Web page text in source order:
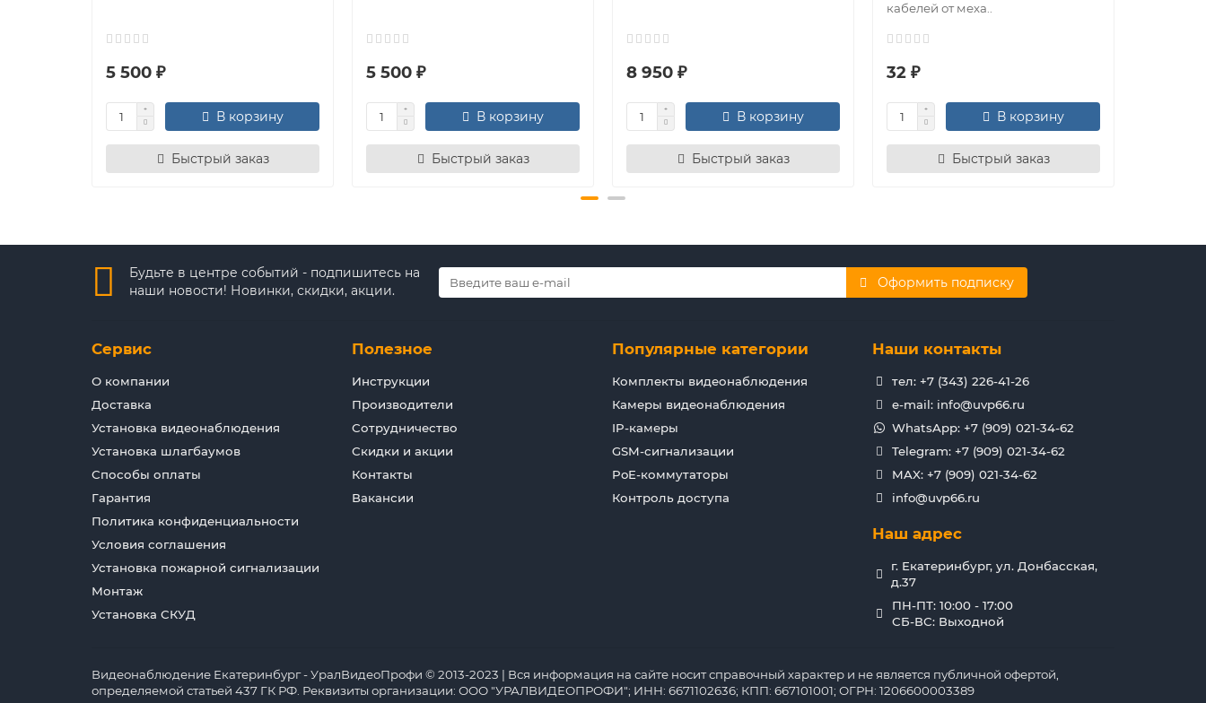
5 500 ₽
В корзину
Быстрый заказ
5 500 ₽
В корзину
Быстрый заказ
8 950 ₽
В корзину
Быстрый заказ
кабелей от меха..
32 ₽
В корзину
Быстрый заказ
Будьте в центре событий - подпишитесь на
наши новости! Новинки, скидки, акции.
Оформить подписку
Сервис
О компании
Доставка
Установка видеонаблюдения
Установка шлагбаумов
Способы оплаты
Гарантия
Политика конфиденциальности
Условия соглашения
Установка пожарной сигнализации
Монтаж
Установка СКУД
Полезное
Инструкции
Производители
Сотрудничество
Скидки и акции
Контакты
Вакансии
Популярные категории
Комплекты видеонаблюдения
Камеры видеонаблюдения
IP-камеры
GSM-сигнализации
PoE-коммутаторы
Контроль доступа
Наши контакты
тел: +7 (343) 226-41-26
e-mail: info@uvp66.ru
WhatsApp: +7 (909) 021-34-62
Telegram: +7 (909) 021-34-62
MAX: +7 (909) 021-34-62
info@uvp66.ru
Наш адрес
г. Екатеринбург, ул. Донбасская,
д.37
ПН-ПТ: 10:00 - 17:00
СБ-ВС: Выходной
Видеонаблюдение Екатеринбург - УралВидеоПрофи © 2013-2023 | Вся информация на сайте носит справочный характер и не является публичной офертой,
определяемой статьей 437 ГК РФ. Реквизиты организации: ООО "УРАЛВИДЕОПРОФИ"; ИНН: 6671102636; КПП: 667101001; ОГРН: 1206600003389